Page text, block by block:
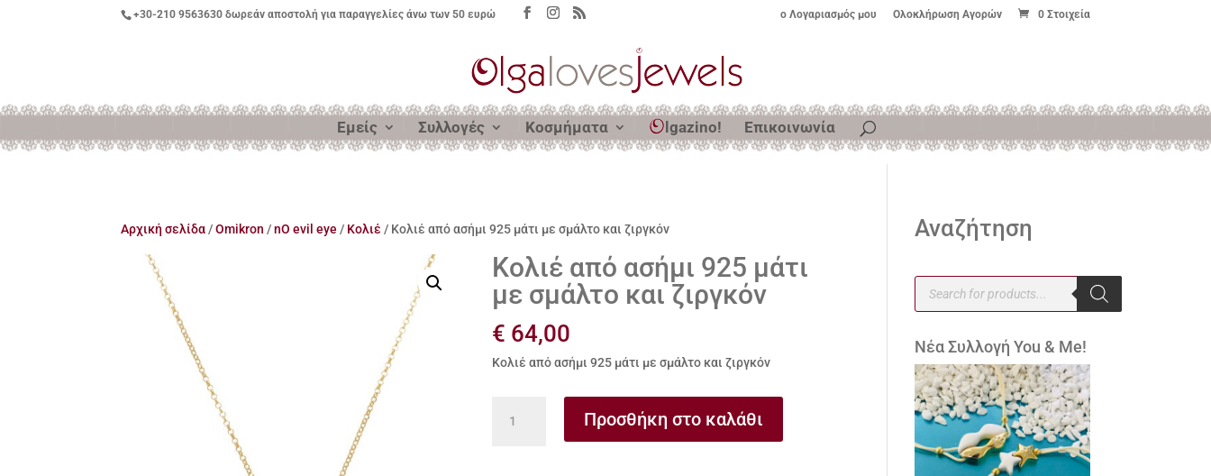
+30-210 9563630 δωρεάν αποστολή για παραγγελίες άνω των 50 ευρώ ο Λογαριασμός μου Ολοκλήρωση Αγορών 0 Στοιχεία
Εμείς Συλλογές Κοσμήματα lgazino! Επικοινωνία
Αρχική σελίδα /Omikron /nO evil eye / Κολιέ / Κολιέ από ασήμι 925 μάτι με σμάλτο και ζιργκόν
Κολιέ από ασήμι 925 μάτι
με σμάλτο και ζιργκόν
€ 64,00
Κολιέ από ασήμι 925 μάτι με σμάλτο και ζιργκόν
Προσθήκη στο καλάθι
Αναζήτηση
Products
search
Νέα Συλλογή You & Me!